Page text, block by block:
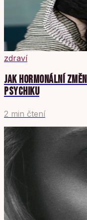
zdraví
JAK HORMONÁLNÍ
PSYCHIKU
2 min čtení